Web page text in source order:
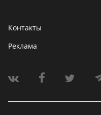
Контакты
Реклама